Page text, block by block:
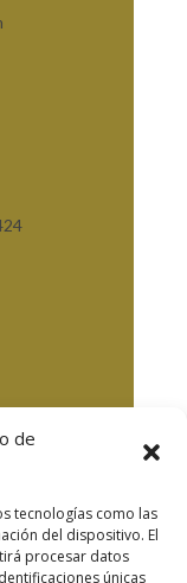
de
tecnologías como las
del dispositivo. El
procesar datos
únicas